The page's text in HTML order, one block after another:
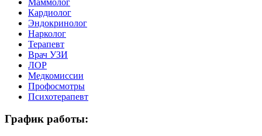
Кардиолог
Эндокринолог
Нарколог
Терапевт
Врач УЗИ
ЛОР
Медкомиссии
Профосмотры
Психотерапевт
График работы: